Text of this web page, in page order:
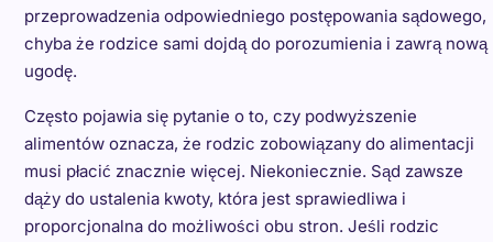
przeprowadzenia odpowiedniego postępowania sądowego,
chyba że rodzice sami dojdą do porozumienia i zawrą nową
ugodę.
Często pojawia się pytanie o to, czy podwyższenie
alimentów oznacza, że rodzic zobowiązany do alimentacji
musi płacić znacznie więcej. Niekoniecznie. Sąd zawsze
dąży do ustalenia kwoty, która jest sprawiedliwa i
proporcjonalna do możliwości obu stron. Jeśli rodzic